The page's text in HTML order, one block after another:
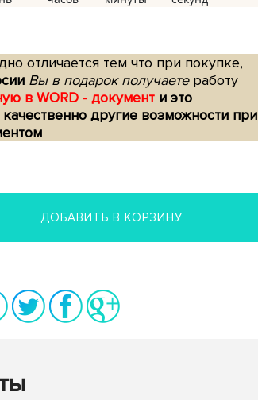
отличается тем что при покупке,
Вы в подарок получаетеработу
в WORD - документ и это
качественно другие возможности при
ДОБАВИТЬ В КОРЗИНУ